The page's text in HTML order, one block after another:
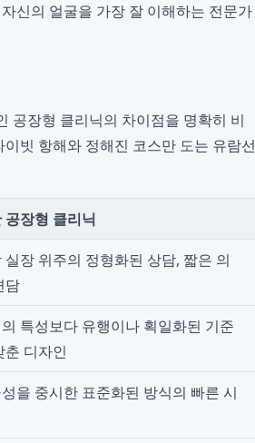
신의 얼굴을 가장 잘 이해하는 전문가
공장형 클리닉의 차이점을 명확히 비
빗 항해와 정해진 코스만 도는 유람선
공장형 클리닉
실장 위주의 정형화된 상담, 짧은 의
담
특성보다 유행이나 획일화된 기준
춘 디자인
을 중시한 표준화된 방식의 빠른 시